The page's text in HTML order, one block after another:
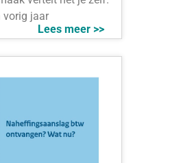
vorig jaar
Lees meer >>